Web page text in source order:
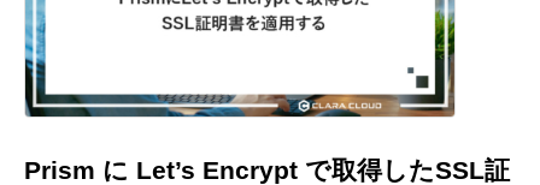
Prism に Let’s Encrypt で取得したSSL証